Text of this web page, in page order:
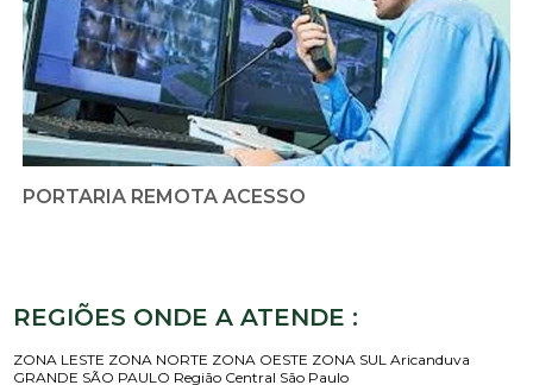
PORTARIA REMOTA ACESSO
REGIÕES ONDE A ATENDE :
ZONA LESTE ZONA NORTE ZONA OESTE ZONA SUL Aricanduva
GRANDE SÃO PAULO Região Central São Paulo